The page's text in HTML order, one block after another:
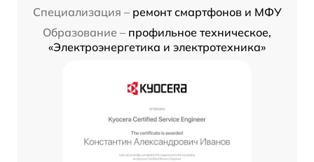
Специализация – ремонт смартфонов и МФУ
Образование – профильное техническое,
«Электроэнергетика и электротехника»